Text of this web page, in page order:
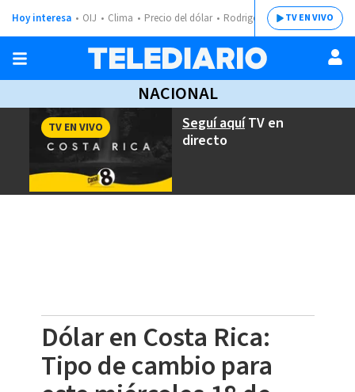
Hoy interesa OIJ Clima Precio del dólar Rodrigo ChavesTV EN VIVO
NACIONAL
Seguí aquíTV en
directo
TV EN VIVO
Dólar en Costa Rica:
Tipo de cambio para